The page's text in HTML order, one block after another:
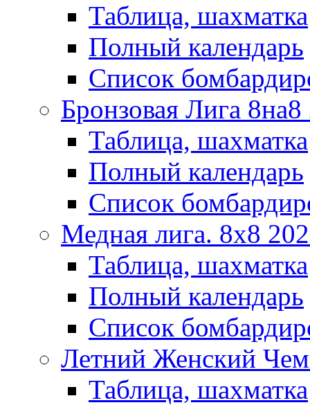
Таблица, шахматка
Полный календарь
Список
Бронзовая Лига
Таблица, шахматка
Полный календарь
Список
Медная лига. 8x8
Таблица, шахматка
Полный календарь
Список
Летний Женский
Таблица, шахматка